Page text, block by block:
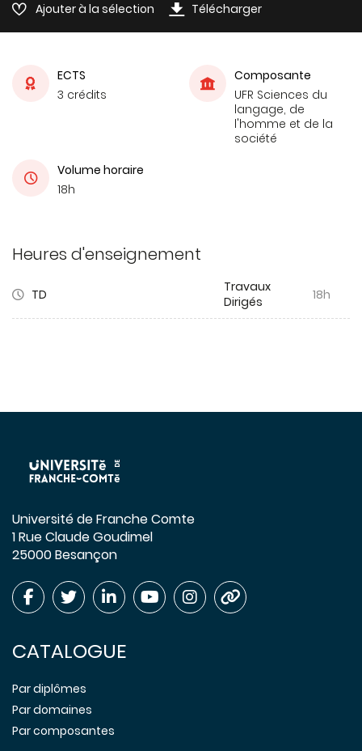
Ajouter à la sélection Télécharger
ECTS
3 crédits
Composante
UFR Sciences du
langage, de
l'homme et de la
société
Volume horaire
18h
Heures d'enseignement
TD
Travaux
Dirigés
18h
Université de Franche Comte
1 Rue Claude Goudimel
25000 Besançon
CATALOGUE
Par diplômes
Par domaines
Par composantes